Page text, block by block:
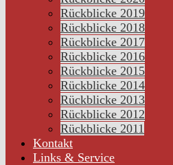
Rückblicke 2019
Rückblicke 2018
Rückblicke 2017
Rückblicke 2016
Rückblicke 2015
Rückblicke 2014
Rückblicke 2013
Rückblicke 2012
Rückblicke 2011
Kontakt
Links & Service